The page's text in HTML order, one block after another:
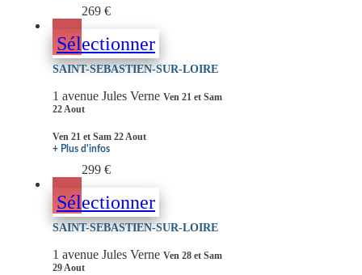
269 €
Sélectionner
SAINT-SEBASTIEN-SUR-LOIRE
1 avenue Jules Verne Ven 21 et Sam
22 Aout
Ven 21 et Sam 22 Aout
+ Plus d'infos
299 €
Sélectionner
SAINT-SEBASTIEN-SUR-LOIRE
1 avenue Jules Verne Ven 28 et Sam
29 Aout